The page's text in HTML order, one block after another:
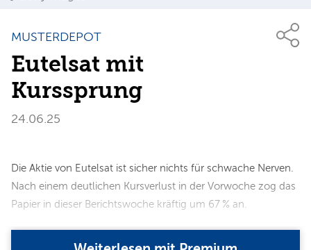
MUSTERDEPOT
Eutelsat mit
Kurssprung
24.06.25
Die Aktie von Eutelsat ist sicher nichts für schwache Nerven.
Nach einem deutlichen Kursverlust in der Vorwoche zog das
Papier in dieser Berichtswoche kräftig um 67 % an.